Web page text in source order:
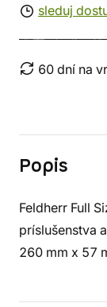
sleduj
60 dní na
Popis
Feldherr Full
príslušenstva
260 mm x 57